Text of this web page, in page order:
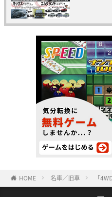
HOME 名車／旧車 「